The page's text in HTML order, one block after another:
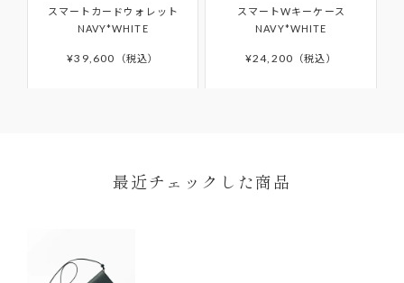
予めご了承ください。発送完了メール後、5日以上たっても
せください。
ONDA COLLECTIONバッグのみ一時的に佐川急便より配
お客様の手元で傷・破損・汚損、香水・たばこ等
の修理や、その他詳細につきましては「AFTER
スマートカードウォレット
NAVY*WHITE
¥39,600 税込
スマートWキーケース
NAVY*WHITE
¥24,200 税込
最近チェックした商品